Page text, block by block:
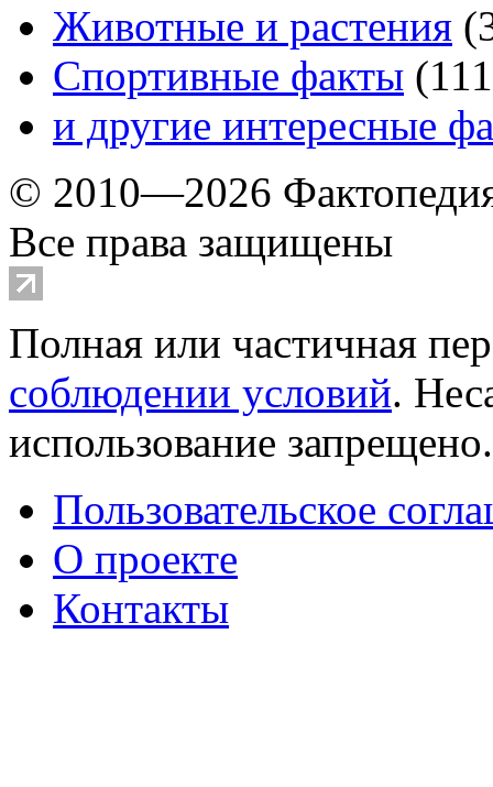
Животные и растения (
Спортивные факты (111
и другие интересные
© 2010—2026
Все права защищены
Полная или частичная
соблюдении условий.
использование
Пользовательское
О проекте
Контакты